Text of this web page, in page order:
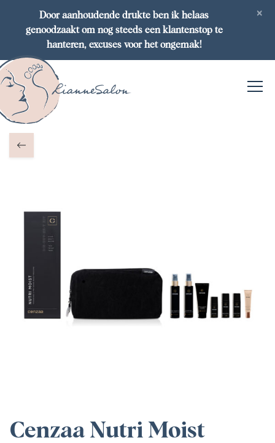
×
Door aanhoudende drukte ben ik helaas
genoodzaakt om nog steeds een klantenstop te
hanteren, excuses voor het ongemak!
Cenzaa Nutri Moist